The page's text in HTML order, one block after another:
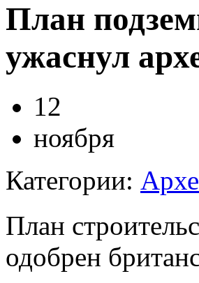
План
ужаснул
12
ноября
Категории:
План
одобрен